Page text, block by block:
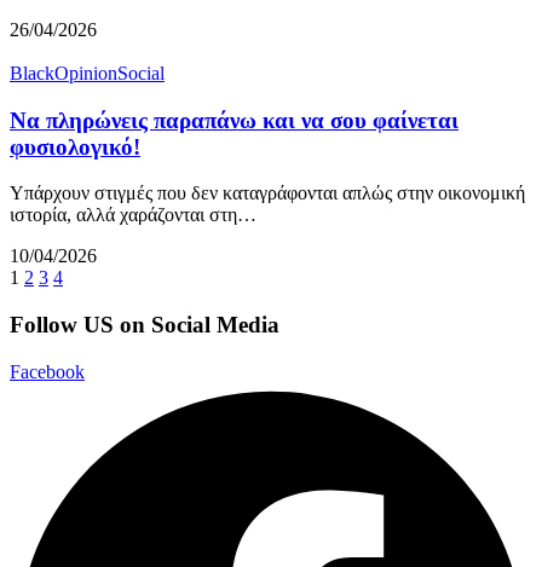
26/04/2026
BlackOpinionSocial
Να πληρώνεις παραπάνω και να σου φαίνεται
φυσιολογικό!
Υπάρχουν στιγμές που δεν καταγράφονται απλώς στην οικονομική
ιστορία, αλλά χαράζονται στη…
10/04/2026
1 2 3 4
Follow US on Social Media
Facebook